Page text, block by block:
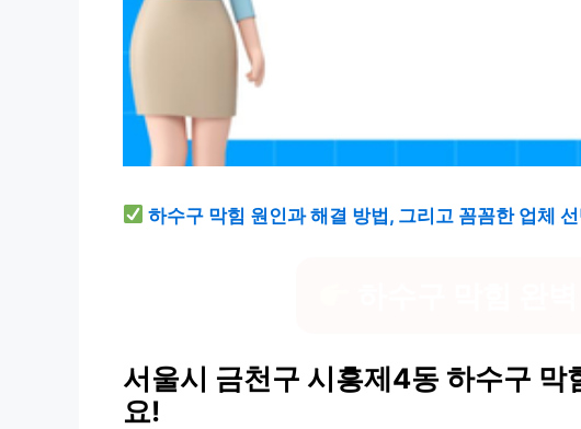
하수구 막힘 원인과 해결 방법, 그리고 꼼꼼한 업체
서울시 금천구 시흥제4동 하수구 막
요!